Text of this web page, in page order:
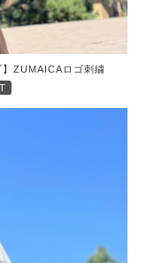
】ZUMAICAロゴ刺繍